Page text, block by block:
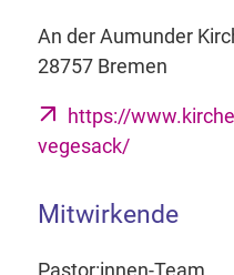
An der Aumunder
28757 Bremen
https://
vegesack/
Mitwirkende
Pastor:innen-Team